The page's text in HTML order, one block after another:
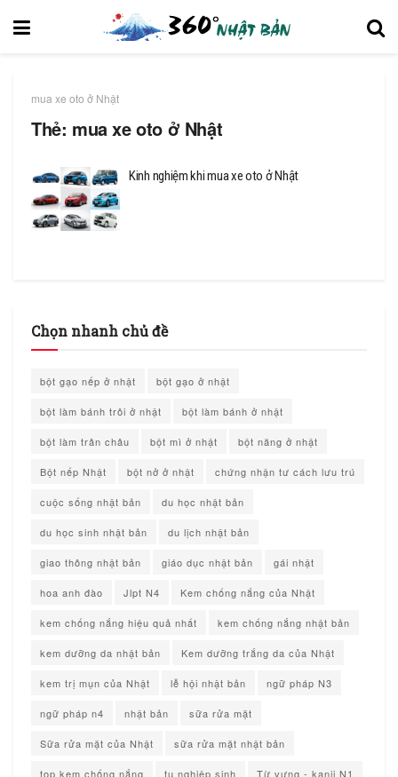
mua xe oto ở Nhật
Thẻ: mua xe oto ở Nhật
Kinh nghiệm khi mua xe oto ở Nhật
Chọn nhanh chủ đề
bột gạo nếp ở nhật bột gạo ở nhật
bột làm bánh trôi ở nhật bột làm bánh ở nhật
bột làm trân châu bột mì ở nhật bột năng ở nhật
Bột nếp Nhật bột nở ở nhật chứng nhận tư cách lưu trú
cuộc sống nhật bản du học nhật bản
du học sinh nhật bản du lịch nhật bản
giao thông nhật bản giáo dục nhật bản gái nhật
hoa anh đào Jlpt N4 Kem chống nắng của Nhật
kem chống nắng hiệu quả nhất kem chống nắng nhật bản
kem dưỡng da nhật bản Kem dưỡng trắng da của Nhật
kem trị mụn của Nhật lễ hội nhật bản ngữ pháp N3
ngữ pháp n4 nhật bản sữa rửa mặt
Sữa rửa mặt của Nhật sữa rửa mặt nhật bản
top kem chống nắng tu nghiệp sinh Từ vựng - kanji N1